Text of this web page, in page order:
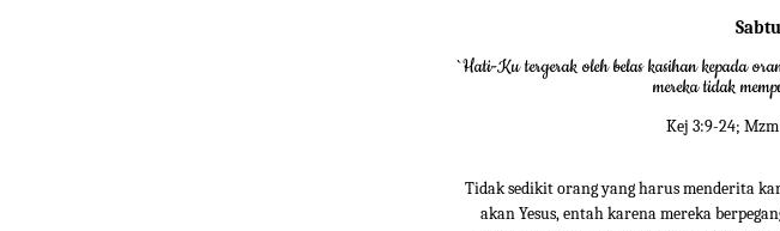
`Hati-Ku tergerak oleh belas kasihan kepada
mereka tidak
Kej 3:9-24;
Tidak sedikit orang yang harus menderita
akan Yesus, entah karena mereka